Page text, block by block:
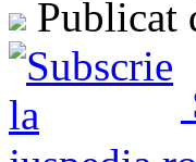
Publicat